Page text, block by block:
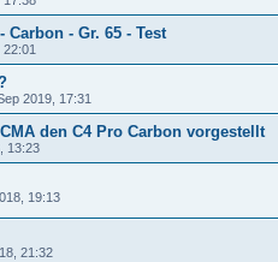
Carbon - Gr. 65 - Test
2019, 17:31
den C4 Pro Carbon vorgestellt
13:23
19:13
21:32